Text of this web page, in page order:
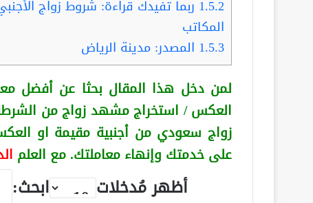
1.5.2 ربما تفيدك قراءة: شروط زواج
المكاتب
1.5.3 المصدر: مدينة الرياض
لمن دخل هذا المقال بحثا عن أفضل
العكس/ استخراج مشهد زواج من
زواج سعودي من أجنبية مقيمة او
على خدمتك وإنهاء معاملتك. مع العلم
أظهر مُدخلات
ابحث: